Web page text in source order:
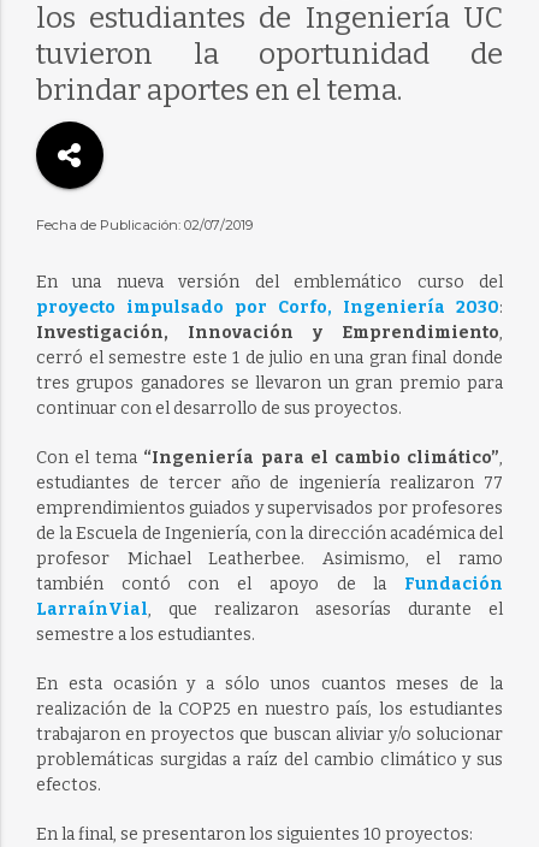
los estudiantes de Ingeniería UC
tuvieron la oportunidad de
brindar aportes en el tema.
Fecha de Publicación: 02/07/2019
En una nueva versión del emblemático curso del
proyecto impulsado por Corfo, Ingeniería 2030:
Investigación, Innovación y Emprendimiento,
cerró el semestre este 1 de julio en una gran final donde
tres grupos ganadores se llevaron un gran premio para
continuar con el desarrollo de sus proyectos.
Con el tema “Ingeniería para el cambio climático”,
estudiantes de tercer año de ingeniería realizaron 77
emprendimientos guiados y supervisados por profesores
de la Escuela de Ingeniería, con la dirección académica del
profesor Michael Leatherbee. Asimismo, el ramo
también contó con el apoyo de la Fundación
LarraínVial, que realizaron asesorías durante el
semestre a los estudiantes.
En esta ocasión y a sólo unos cuantos meses de la
realización de la COP25 en nuestro país, los estudiantes
trabajaron en proyectos que buscan aliviar y/o solucionar
problemáticas surgidas a raíz del cambio climático y sus
efectos.
En la final, se presentaron los siguientes 10 proyectos: